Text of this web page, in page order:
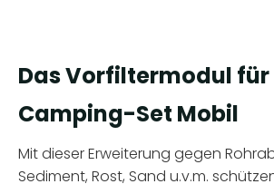
Das Vorfiltermodul für
Camping-Set Mobil
Mit dieser Erweiterung gegen
Sediment, Rost, Sand u.v.m.